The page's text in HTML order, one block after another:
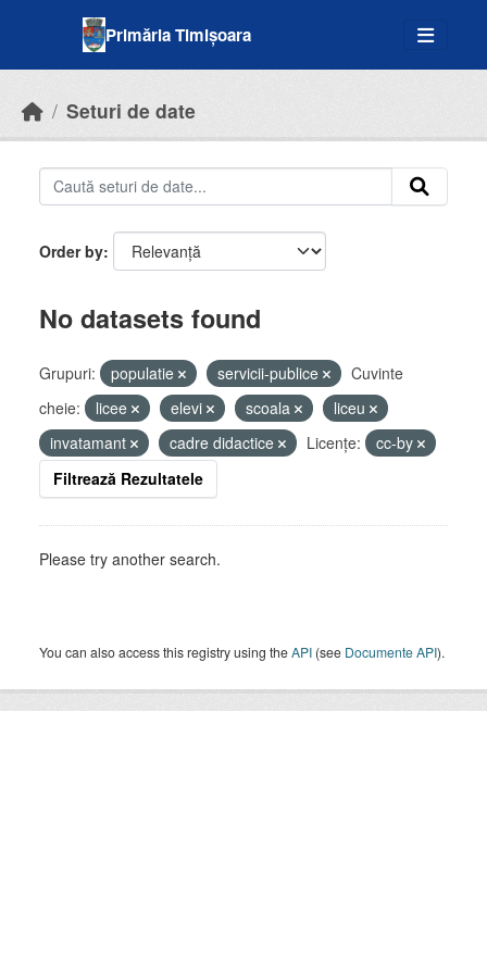
Primăria Timișoara
Seturi de date
Order by
No datasets found
Grupuri: populatie servicii-publice
Cuvinte
cheie:
licee elevi scoala
liceu
invatamant
cadre didactice Licenţe:
cc-by
Filtrează Rezultatele
Please try another search.
You can also access this registry using theAPI (see Documente API).